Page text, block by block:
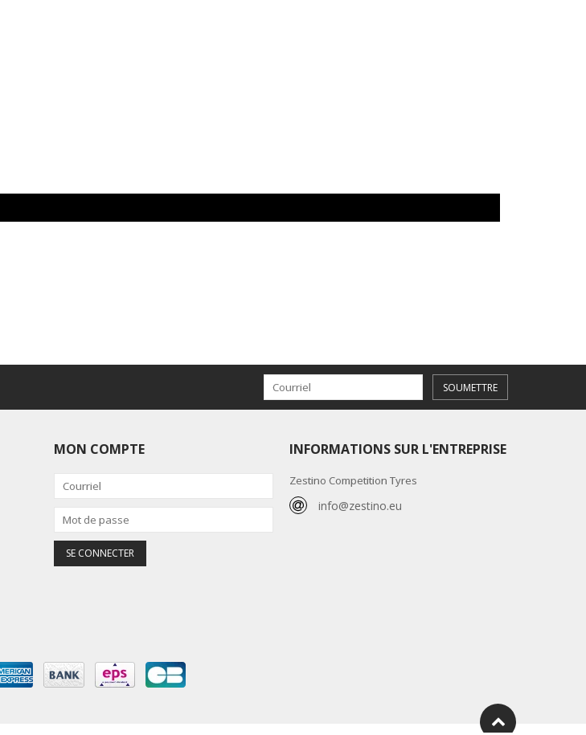
SOUMETTRE
MON COMPTE INFORMATIONS SUR L'ENTREPRISE
Zestino Competition Tyres
info@zestino.eu